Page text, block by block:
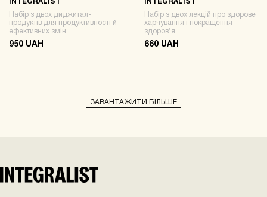
INTEGRALIST
Набір з двох диджитал-
продуктів для продуктивності й
ефективних змін
950 UAH
INTEGRALIST
Набір з двох лекцій про здорове
харчування і покращення
здоров’я
660 UAH
ЗАВАНТАЖИТИ БІЛЬШЕ